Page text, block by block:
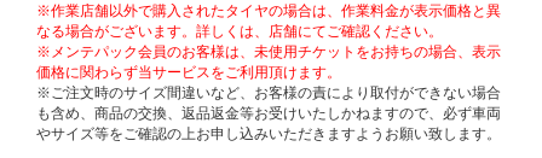
※作業店舗以外で購入されたタイヤの場合は、作業料金が表示価格と異
なる場合がございます。詳しくは、店舗にてご確認ください。
※メンテパック会員のお客様は、未使用チケットをお持ちの場合、表示
価格に関わらず当サービスをご利用頂けます。
※ご注文時のサイズ間違いなど、お客様の責により取付ができない場合
も含め、商品の交換、返品返金等お受けいたしかねますので、必ず車両
やサイズ等をご確認の上お申し込みいただきますようお願い致します。